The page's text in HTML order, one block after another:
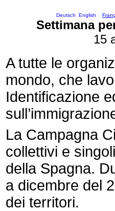
Deutsch English
Settimana
15
A tutte le
mondo, che
Identificazione
La Campagna
collettivi e
della Spagna.
a dicembre del
dei territori.